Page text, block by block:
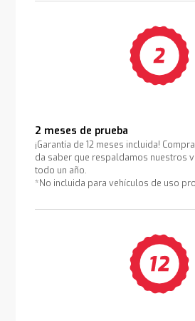
2 meses de prueba
¡Garantía de 12 meses incluida!
da saber que respaldamos nuestros
todo un año.
*No incluida para vehículos de uso